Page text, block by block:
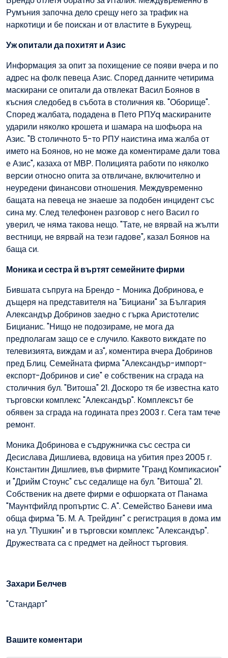
Румъния започна дело срещу него за трафик на
наркотици и бе поискан и от властите в Букурещ.
Уж опитали да похитят и Азис
Информация за опит за похищение се появи вчера и по
адрес на фолк певеца Азис. Според данните четирима
маскирани се опитали да отвлекат Васил Боянов в
късния следобед в събота в столичния кв. "Оборище".
Според жалбата, подадена в Пето РПУq маскираните
ударили няколко крошета и шамара на шофьора на
Азис. "В столичното 5-то РПУ наистина има жалба от
името на Боянов, но не може да коментираме дали това
е Азис", казаха от МВР. Полицията работи по няколко
версии относно опита за отвличане, включително и
неуредени финансови отношения. Междувременно
бащата на певеца не знаеше за подобен инцидент със
сина му. След телефонен разговор с него Васил го
уверил, че няма такова нещо. "Тате, не вярвай на жълти
вестници, не вярвай на тези гадове", казал Боянов на
баща си.
Моника и сестра й въртят семейните фирми
Бившата съпруга на Брендо - Моника Добринова, е
дъщеря на представителя на "Бициани" за България
Александър Добринов заедно с гърка Аристотелис
Бицианис. "Нищо не подозираме, не мога да
предполагам защо се е случило. Каквото виждате по
телевизията, виждам и аз", коментира вчера Добринов
пред Блиц. Семейната фирма "Александър-импорт-
експорт-Добринов и сие" е собственик на сграда на
столичния бул. "Витоша" 21. Доскоро тя бе известна като
търговски комплекс "Александър". Комплексът бе
обявен за сграда на годината през 2003 г. Сега там тече
ремонт.
Моника Добринова е съдружничка със сестра си
Десислава Дишлиева, вдовица на убития през 2005 г.
Константин Дишлиев, във фирмите "Гранд Компикасион"
и "Дрийм Стоунс" със седалище на бул. "Витоша" 21.
Собственик на двете фирми е офшорката от Панама
"Маунтфийлд пропъртис С. А". Семейство Баневи има
обща фирма "Б. М. А. Трейдинг" с регистрация в дома им
на ул. "Пушкин" и в търговски комплекс "Александър".
Дружествата са с предмет на дейност търговия.
Захари Белчев
"Стандарт"
Вашите коментари